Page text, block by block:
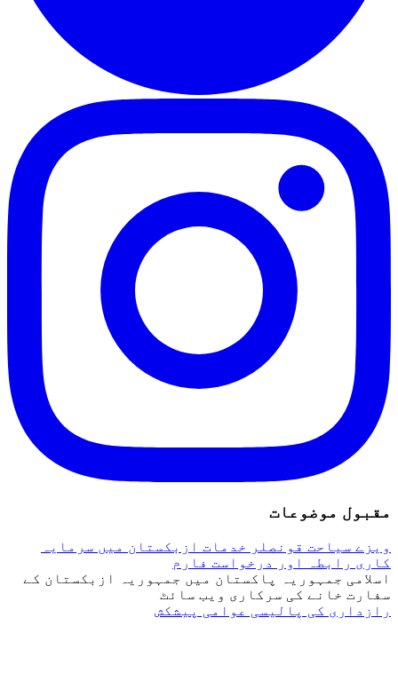
موضوعات
سیاحتقونصلر خدمات ازبکستان میں سرمایہ
رابطہ اور درخواست فارم
جمہوریہ پاکستان میں جمہوریہ ازبکستان کے
خانے کی سرکاری ویب سائٹ
کی پالیسی
عوامی پیشکش